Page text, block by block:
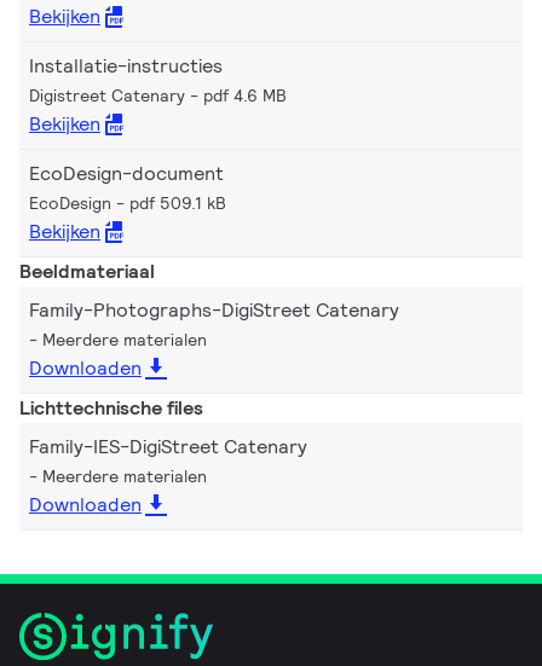
Bekijken
Installatie-instructies
Digistreet Catenary pdf 4.6 MB
Bekijken
EcoDesign-document
EcoDesign pdf 509.1 kB
Bekijken
Beeldmateriaal
Family-Photographs-DigiStreet Catenary
Meerdere materialen
Downloaden
Lichttechnische files
Family-IES-DigiStreet Catenary
Meerdere materialen
Downloaden